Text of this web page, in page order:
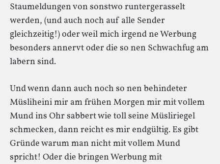
Staumeldungen von sonstwo runtergerasselt
werden, (und auch noch auf alle Sender
gleichzeitig!) oder weil mich irgend ne Werbung
besonders annervt oder die so nen Schwachfug am
labern sind.
Und wenn dann auch noch so nen behindeter
Müsliheini mir am frühen Morgen mir mit vollem
Mund ins Ohr sabbert wie toll seine Müsliriegel
schmecken, dann reicht es mir endgültig. Es gibt
Gründe warum man nicht mit vollem Mund
spricht! Oder die bringen Werbung mit